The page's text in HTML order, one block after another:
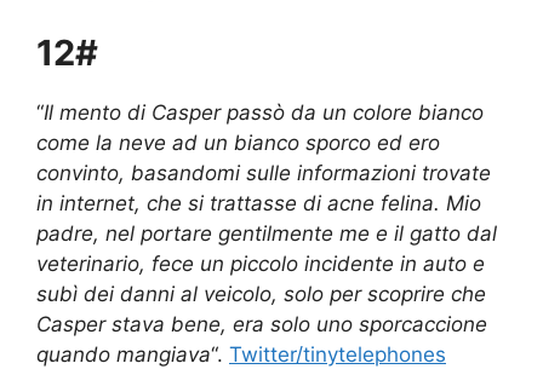
12#
“Il mento di Casper passò da un colore bianco
come la neve ad un bianco sporco ed ero
convinto, basandomi sulle informazioni trovate
in internet, che si trattasse di acne felina. Mio
padre, nel portare gentilmente me e il gatto dal
veterinario, fece un piccolo incidente in auto e
subì dei danni al veicolo, solo per scoprire che
Casper stava bene, era solo uno sporcaccione
quando mangiava“. Twitter/tinytelephones